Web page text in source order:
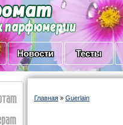
Новости Тесты
Главная » Guerlain